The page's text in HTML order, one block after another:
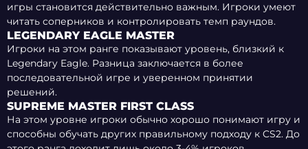
игры становится действительно важным. Игроки умеют
читать соперников и контролировать темп раундов.
LEGENDARY EAGLE MASTER
Игроки на этом ранге показывают уровень, близкий к
Legendary Eagle. Разница заключается в более
последовательной игре и уверенном принятии
решений.
SUPREME MASTER FIRST CLASS
На этом уровне игроки обычно хорошо понимают игру и
способны обучать других правильному подходу к CS2. До